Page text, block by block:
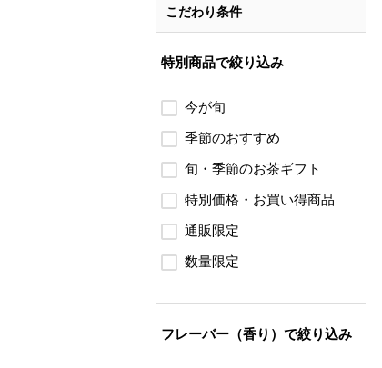
こだわり条件
特別商品で絞り込み
今が旬
季節のおすすめ
旬・季節のお茶ギフト
特別価格・お買い得商品
通販限定
数量限定
フレーバー（香り）で絞り込み